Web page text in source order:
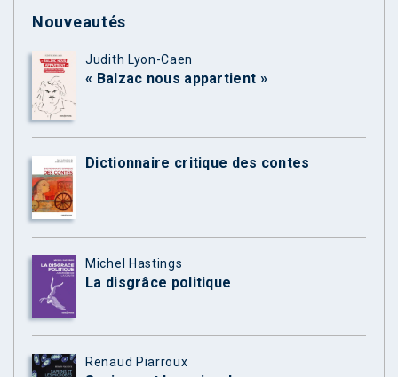
Nouveautés
Judith Lyon-Caen
« Balzac nous appartient »
Dictionnaire critique des contes
Michel Hastings
La disgrâce politique
Renaud Piarroux